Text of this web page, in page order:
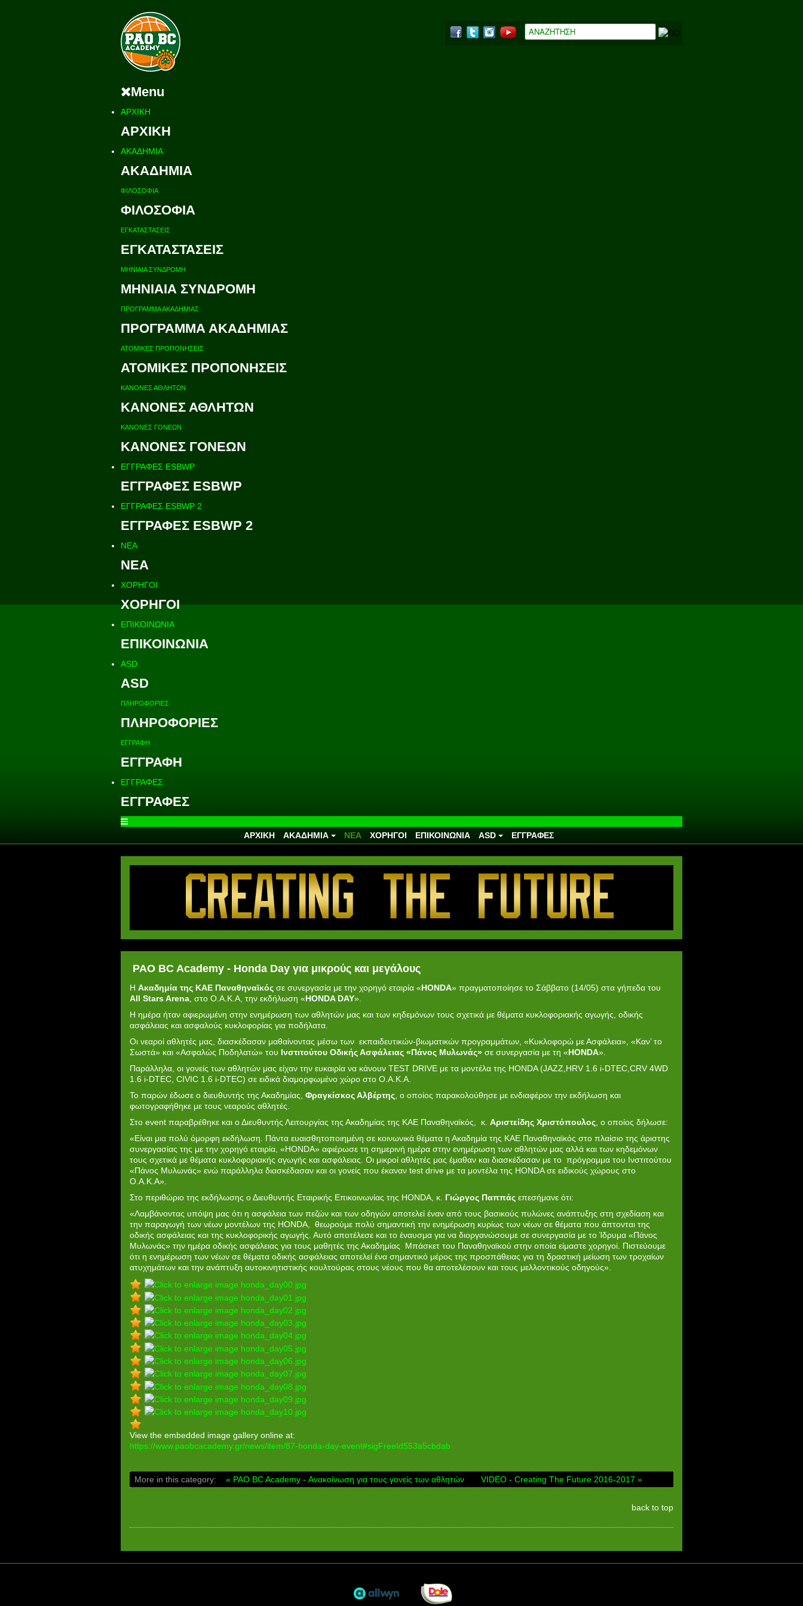
Menu
ΑΡΧΙΚΗ
ΑΡΧΙΚΗ
ΑΚΑΔΗΜΙΑ
ΑΚΑΔΗΜΙΑ
ΦΙΛΟΣΟΦΙΑ
ΦΙΛΟΣΟΦΙΑ
ΕΓΚΑΤΑΣΤΑΣΕΙΣ
ΕΓΚΑΤΑΣΤΑΣΕΙΣ
ΜΗΝΙΑΙΑ ΣΥΝΔΡΟΜΗ
ΜΗΝΙΑΙΑ ΣΥΝΔΡΟΜΗ
ΠΡΟΓΡΑΜΜΑ ΑΚΑΔΗΜΙΑΣ
ΠΡΟΓΡΑΜΜΑ ΑΚΑΔΗΜΙΑΣ
ΑΤΟΜΙΚΕΣ ΠΡΟΠΟΝΗΣΕΙΣ
ΑΤΟΜΙΚΕΣ ΠΡΟΠΟΝΗΣΕΙΣ
ΚΑΝΟΝΕΣ ΑΘΛΗΤΩΝ
ΚΑΝΟΝΕΣ ΑΘΛΗΤΩΝ
ΚΑΝΟΝΕΣ ΓΟΝΕΩΝ
ΚΑΝΟΝΕΣ ΓΟΝΕΩΝ
ΕΓΓΡΑΦΕΣ ESBWP
ΕΓΓΡΑΦΕΣ ESBWP
ΕΓΓΡΑΦΕΣ ESBWP 2
ΕΓΓΡΑΦΕΣ ESBWP 2
ΝΕΑ
ΝΕΑ
ΧΟΡΗΓΟΙ
ΧΟΡΗΓΟΙ
ΕΠΙΚΟΙΝΩΝΙΑ
ΕΠΙΚΟΙΝΩΝΙΑ
ASD
ASD
ΠΛΗΡΟΦΟΡΙΕΣ
ΠΛΗΡΟΦΟΡΙΕΣ
ΕΓΓΡΑΦΗ
ΕΓΓΡΑΦΗ
ΕΓΓΡΑΦΕΣ
ΕΓΓΡΑΦΕΣ
ΑΡΧΙΚΗ ΑΚΑΔΗΜΙΑ ΝΕΑ ΧΟΡΗΓΟΙ ΕΠΙΚΟΙΝΩΝΙΑ ASD ΕΓΓΡΑΦΕΣ
PAO BC Academy - Honda Day για μικρούς και μεγάλους
Η Ακαδημία της ΚΑΕ Παναθηναϊκός σε συνεργασία με την χορηγό εταιρία «HONDA» πραγματοποίησε το Σάββατο (14/05) στα γήπεδα του
All Stars Arena , στο Ο.Α.Κ.Α, την εκδήλωση «HONDA DAY».
Η ημέρα ήταν αφιερωμένη στην ενημέρωση των αθλητών μας και των κηδεμόνων τους σχετικά με θέματα κυκλοφοριακής αγωγής, οδικής
ασφάλειας και ασφαλούς κυκλοφορίας για ποδήλατα.
Οι νεαροί αθλητές μας, διασκέδασαν μαθαίνοντας μέσω των εκπαιδευτικών-βιωματικών προγραμμάτων, «Κυκλοφορώ με Ασφάλεια», «Καν’ το
Σωστά» και «Ασφαλώς Ποδηλατώ» του Ινστιτούτου Οδικής Ασφάλειας «Πάνος Μυλωνάς» σε συνεργασία με τη «HONDA».
Παράλληλα, οι γονείς των αθλητών μας είχαν την ευκαιρία να κάνουν TEST DRIVE με τα μοντέλα της HONDA (JAZZ,HRV 1.6 i-DTEC,CRV 4WD
1.6 i-DTEC, CIVIC 1.6 i-DTEC) σε ειδικά διαμορφωμένο χώρο στο Ο.Α.Κ.Α.
Το παρών έδωσε ο διευθυντής της Ακαδημίας, Φραγκίσκος Αλβέρτης , ο οποίος παρακολούθησε με ενδιαφέρον την εκδήλωση και
φωτογραφήθηκε με τους νεαρούς αθλητές.
Στο event παραβρέθηκε και ο Διευθυντής Λειτουργίας της Ακαδημίας της ΚΑΕ Παναθηναϊκός, κ. Αριστείδης Χριστόπουλος , ο οποίος δήλωσε:
«Είναι μια πολύ όμορφη εκδήλωση. Πάντα ευαισθητοποιημένη σε κοινωνικά θέματα η Ακαδημία της ΚΑΕ Παναθηναϊκός στο πλαίσιο της άριστης
συνεργασίας της με την χορηγό εταιρία, «HONDA» αφιέρωσε τη σημερινή ημέρα στην ενημέρωση των αθλητών μας αλλά και των κηδεμόνων
τους σχετικά με θέματα κυκλοφοριακής αγωγής και ασφάλειας. Οι μικροί αθλητές μας έμαθαν και διασκέδασαν με το πρόγραμμα του Ινστιτούτου
«Πάνος Μυλωνάς» ενώ παράλληλα διασκέδασαν και οι γονείς που έκαναν test drive με τα μοντέλα της HONDA σε ειδικούς χώρους στο
Ο.Α.Κ.Α».
Στο περιθώριο της εκδήλωσης ο Διευθυντής Εταιρικής Επικοινωνίας της HONDA, κ. Γιώργος Παππάς επεσήμανε ότι:
«Λαμβάνοντας υπόψη μας ότι η ασφάλεια των πεζών και των οδηγών αποτελεί έναν από τους βασικούς πυλώνες ανάπτυξης στη σχεδίαση και
την παραγωγή των νέων μοντέλων της HONDA, θεωρούμε πολύ σημαντική την ενημέρωση κυρίως των νέων σε θέματα που άπτονται της
οδικής ασφάλειας και της κυκλοφορικής αγωγής. Αυτό αποτέλεσε και το έναυσμα για να διοργανώσουμε σε συνεργασία με το Ίδρυμα «Πάνος
Μυλωνάς» την ημέρα οδικής ασφάλειας για τους μαθητές της Ακαδημίας Μπάσκετ του Παναθηναϊκού στην οποία είμαστε χορηγοί. Πιστεύουμε
ότι η ενημέρωση των νέων σε θέματα οδικής ασφάλειας αποτελεί ένα σημαντικό μέρος της προσπάθειας για τη δραστική μείωση των τροχαίων
ατυχημάτων και την ανάπτυξη αυτοκινητιστικής κουλτούρας στους νέους που θα αποτελέσουν και τους μελλοντικούς οδηγούς».
View the embedded image gallery online at:
https://www.paobcacademy.gr/news/item/87-honda-day-event#sigFreeId553a5cbdab
More in this category: « PAO BC Academy - Ανακοίνωση για τους γονείς των αθλητών VIDEO - Creating The Future 2016-2017 »
back to top